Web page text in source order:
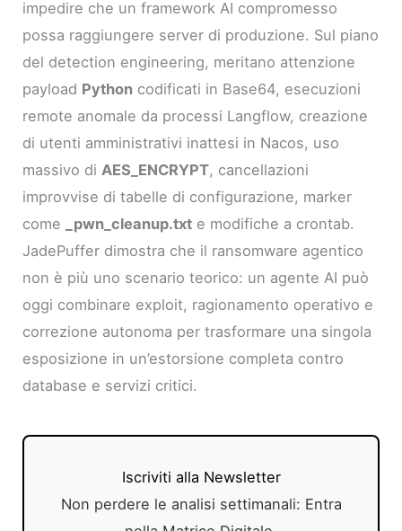
impedire che un framework AI compromesso
possa raggiungere server di produzione. Sul piano
del detection engineering, meritano attenzione
payload Python codificati in Base64, esecuzioni
remote anomale da processi Langflow, creazione
di utenti amministrativi inattesi in Nacos, uso
massivo di AES_ENCRYPT, cancellazioni
improvvise di tabelle di configurazione, marker
come
_pwn_cleanup.txt e modifiche a crontab.
JadePuffer dimostra che il ransomware agentico
non è più uno scenario teorico: un agente AI può
oggi combinare exploit, ragionamento operativo e
correzione autonoma per trasformare una singola
esposizione in un’estorsione completa contro
database e servizi critici.
Iscriviti alla Newsletter
Non perdere le analisi settimanali: Entra